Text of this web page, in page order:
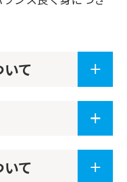
て
て